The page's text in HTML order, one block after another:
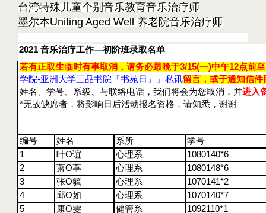
台湾特殊儿童个别音乐教育音乐治疗师
墨尔本Uniting Aged Well 养老院音乐治疗师
2021 音乐治疗工作—初阶班录取名单
若有正取生临时有事取消，请务必最晚于3/15(一)中午12点前
学院-亚洲大学三品书院「书苑日」』私讯留言，或于通知信件
姓名、学号、系级、与联络电话，我们将会为您取消，并进入
*无故缺席者，将影响日后活动报名资格，请知悉，谢谢
编号 姓名 系所
学号
1
叶O谊 心理系 1080140*6
2
萧O葶 心理系 1080148*6
3
张O毓 心理系 1070141*2
4
邱O如 心理系 1070140*7
5
康O雯 健管系 1092110*1